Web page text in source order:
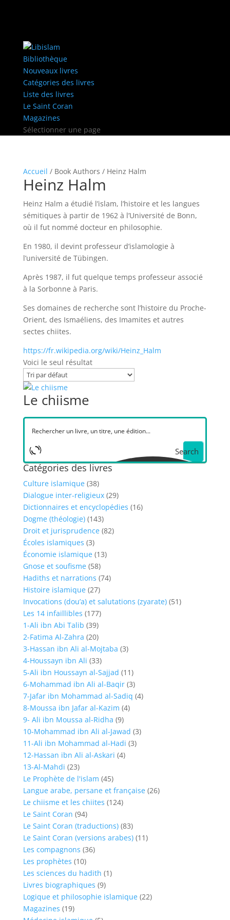
Bibliothèque
Nouveaux livres
Catégories des livres
Liste des livres
Le Saint Coran
Magazines
Sélectionner une page
Accueil / Book Authors / Heinz Halm
Heinz Halm
Heinz Halm a étudié l’islam, l’histoire et les langues
sémitiques à partir de 1962 à l’Université de Bonn,
où il fut nommé docteur en philosophie.
En 1980, il devint professeur d’islamologie à
l’université de Tübingen.
Après 1987, il fut quelque temps professeur associé
à la Sorbonne à Paris.
Ses domaines de recherche sont l’histoire du Proche-
Orient, des Ismaéliens, des Imamites et autres
sectes chiites.
https://fr.wikipedia.org/wiki/Heinz_Halm
Voici le seul résultat
Le chiisme
Search
Catégories des livres
Culture islamique (38)
Dialogue inter-religieux (29)
Dictionnaires et encyclopédies (16)
Dogme (théologie) (143)
Droit et jurisprudence (82)
Écoles islamiques (3)
Économie islamique (13)
Gnose et soufisme (58)
Hadiths et narrations (74)
Histoire islamique (27)
Invocations (dou’a) et salutations (zyarate) (51)
Les 14 infaillibles (177)
1-Ali ibn Abi Talib (39)
2-Fatima Al-Zahra (20)
3-Hassan ibn Ali al-Mojtaba (3)
4-Houssayn ibn Ali (33)
5-Ali ibn Houssayn al-Sajjad (11)
6-Mohammad ibn Ali al-Baqir (3)
7-Jafar ibn Mohammad al-Sadiq (4)
8-Moussa ibn Jafar al-Kazim (4)
9- Ali ibn Moussa al-Ridha (9)
10-Mohammad ibn Ali al-Jawad (3)
11-Ali ibn Mohammad al-Hadi (3)
12-Hassan ibn Ali al-Askari (4)
13-Al-Mahdi (23)
Le Prophète de l'islam (45)
Langue arabe, persane et française (26)
Le chiisme et les chiites (124)
Le Saint Coran (94)
Le Saint Coran (traductions) (83)
Le Saint Coran (versions arabes) (11)
Les compagnons (36)
Les prophètes (10)
Les sciences du hadith (1)
Livres biographiques (9)
Logique et philosophie islamique (22)
Magazines (19)